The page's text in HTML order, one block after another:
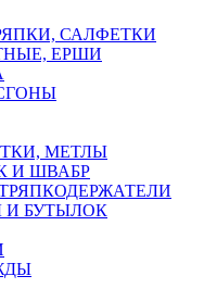
САЛФЕТКИ
ЕРШИ
МЕТЛЫ
И ШВАБР
И БУТЫЛОК